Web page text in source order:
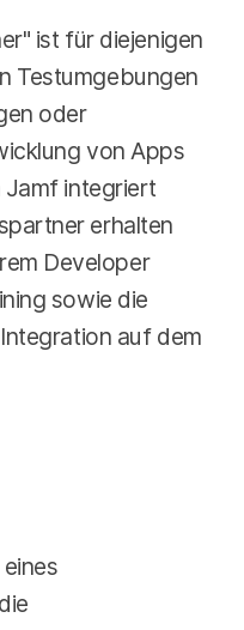
ist für diejenigen
Testumgebungen
oder
von Apps
Jamf integriert
erhalten
Developer
sowie die
auf dem